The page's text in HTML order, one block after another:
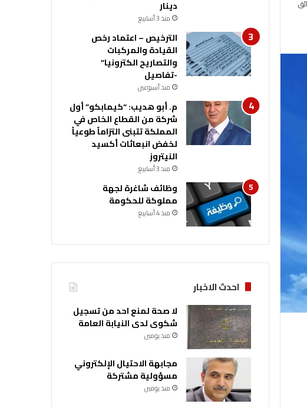
دينار
منذ 3 أسابيع
الترخيص – اعتماد رخص
القيادة والمركبات
والتصاريح الكترونيا”
-تفاصيل
منذ أسبوعين
م. أبو هديب: “كيمابكو” أول
شركة من القطاع الخاص في
المملكة تتبنى التزاماً طوعياً
لخفض انبعاثات أكسيد
النيتروز
منذ 3 أسابيع
وظائف شاغرة لجهة
مملوكة للحكومة
منذ 4 أسابيع
احدث الاخبار
لا صحة لمنع احد من تسجيل
شكوى لدى النيابة العامة
منذ يومين
مجابهة الاحتيال الإلكتروني
مسؤولية مشتركة
منذ يومين